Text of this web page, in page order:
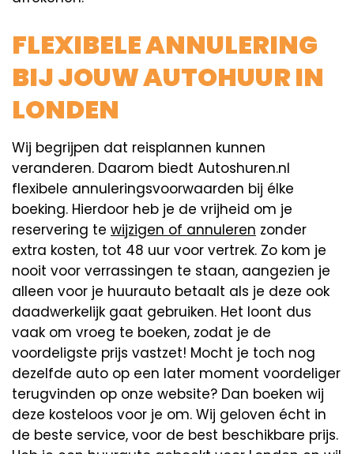
FLEXIBELE ANNULERING
BIJ JOUW AUTOHUUR IN
LONDEN
Wij begrijpen dat reisplannen kunnen
veranderen. Daarom biedt Autoshuren.nl
flexibele annuleringsvoorwaarden bij élke
boeking. Hierdoor heb je de vrijheid om je
reservering te wijzigen of annuleren zonder
extra kosten, tot 48 uur voor vertrek. Zo kom je
nooit voor verrassingen te staan, aangezien je
alleen voor je huurauto betaalt als je deze ook
daadwerkelijk gaat gebruiken. Het loont dus
vaak om vroeg te boeken, zodat je de
voordeligste prijs vastzet! Mocht je toch nog
dezelfde auto op een later moment voordeliger
terugvinden op onze website? Dan boeken wij
deze kosteloos voor je om. Wij geloven écht in
de beste service, voor de best beschikbare prijs.